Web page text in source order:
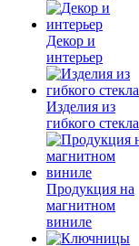
Декор и
интерьер
Изделия из
гибкого стекла
Продукция на
магнитном
виниле